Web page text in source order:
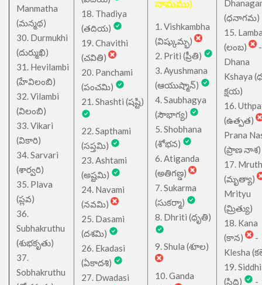
Manmatha
(మన్మథ)
30. Durmukhi
(దుర్ముఖి)
31. Hevilambi
(హేవిలంబి)
32. Vilambi
(విలంబి)
33. Vikari
(వికారి)
34. Sarvari
(శార్వరి)
35. Plava
(ప్లవ)
36.
Subhakruthu
(శుభకృతు)
37.
Sobhakruthu
18. Thadiya
(తదియ)
19. Chavithi
(చవితి)
20. Panchami
(పంచమి)
21. Shashti (షష్టి)
22. Sapthami
(సప్తమి)
23. Ashtami
(అష్టమి)
24. Navami
(నవమి)
25. Dasami
(దశమి)
26. Ekadasi
(ఏకాదశి)
27. Dwadasi
నామము)
1. Vishkambha
(విష్కుమ్భ)
2. Priti (ప్రీతి)
3. Ayushmana
(ఆయుష్మాన్)
4. Saubhagya
(సౌభాగ్య)
5. Shobhana
(శోభన)
6. Atiganda
(అతిగణ్డ)
7. Sukarma
(సుకర్మా)
8. Dhriti (ధృతి)
9. Shula (శూల)
10. Ganda
(ధనాగమ)
15.
(లంబ)
-
Dhana
Kshaya
క్షయ)
16.
(ఉత్పత)
Prana
(ప్రాణ నాశ)
17.
(మృత్యా)
Mrityu
(మ్రిత్యు)
18. Kana
(కాన)
-
Klesha
19. Siddhi
(సిద్ధి)
-